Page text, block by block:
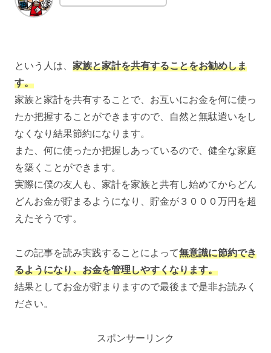
という人は、 家族と家計を共有することをお勧めしま
す。
家族と家計を共有することで、お互いにお金を何に使っ
たか把握することができますので、自然と無駄遣いをし
なくなり結果節約になります。
また、何に使ったか把握しあっているので、健全な家庭
を築くことができます。
実際に僕の友人も、家計を家族と共有し始めてからどん
どんお金が貯まるようになり、貯金が３０００万円を超
えたそうです。
この記事を読み実践することによって無意識に節約でき
るようになり、お金を管理しやすくなります。
結果としてお金が貯まりますので最後まで是非お読みく
ださい。
スポンサーリンク